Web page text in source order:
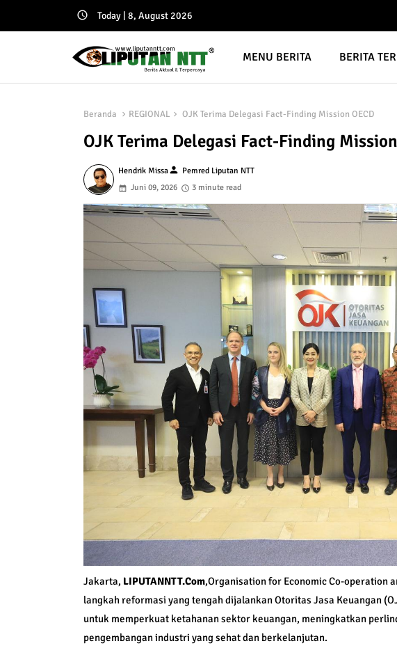
Today | 8, August 2026
MENU BERITA BERITA
Beranda REGIONAL OJK Terima Delegasi Fact-Finding Mission OECD
OJK Terima Delegasi Fact-Finding
Hendrik Missaperson Pemred Liputan NTT
Juni 09, 2026
3 minute read
Jakarta, LIPUTANNTT.Com,Organisation for Economic Co-operation
langkah reformasi yang tengah dijalankan Otoritas Jasa Keuangan
untuk memperkuat ketahanan sektor keuangan, meningkatkan
pengembangan industri yang sehat dan berkelanjutan.